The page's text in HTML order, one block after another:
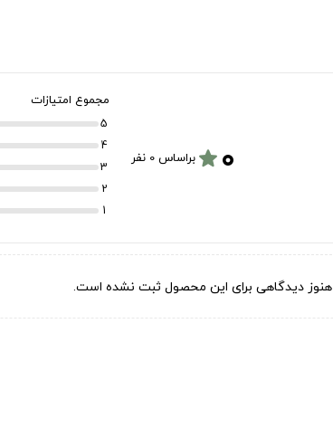
۰ starبراساس 0 نفر
مجموع امتیازات
5
4
3
2
1
هنوز دیدگاهی برای این محصول ثبت نشده است.